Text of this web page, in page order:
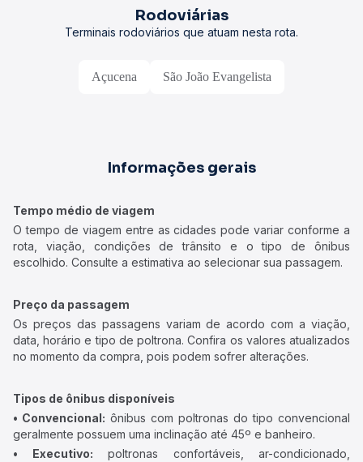
Rodoviárias
Terminais rodoviários que atuam nesta rota.
Açucena São João Evangelista
Informações gerais
Tempo médio de viagem
O tempo de viagem entre as cidades pode variar conforme a
rota, viação, condições de trânsito e o tipo de ônibus
escolhido. Consulte a estimativa ao selecionar sua passagem.
Preço da passagem
Os preços das passagens variam de acordo com a viação,
data, horário e tipo de poltrona. Confira os valores atualizados
no momento da compra, pois podem sofrer alterações.
Tipos de ônibus disponíveis
• Convencional: ônibus com poltronas do tipo convencional
geralmente possuem uma inclinação até 45º e banheiro.
• Executivo: poltronas confortáveis, ar-condicionado,